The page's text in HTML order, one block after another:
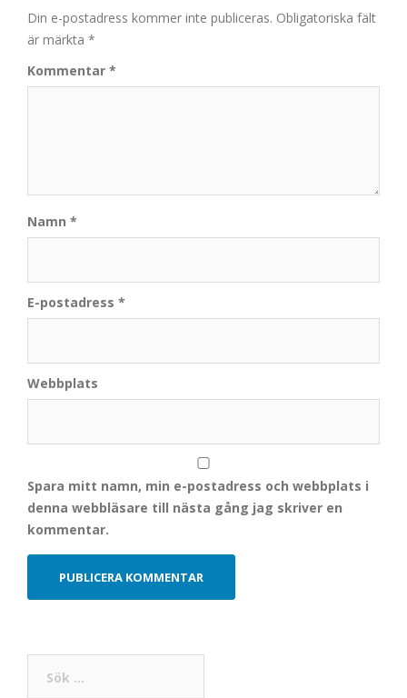
Din e-postadress kommer inte publiceras. Obligatoriska fält
är märkta *
Kommentar *
Namn *
E-postadress *
Webbplats
Spara mitt namn, min e-postadress och webbplats i
denna webbläsare till nästa gång jag skriver en
kommentar.
efter: